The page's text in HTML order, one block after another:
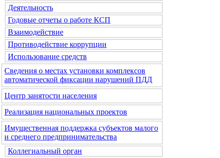
Деятельность
Годовые отчеты о работе КСП
Взаимодействие
Противодействие коррупции
Использование средств
Сведения о местах установки комплексов
автоматической фиксации нарушений ПДД
Центр занятости населения
Реализация национальных проектов
Имущественная поддержка субъектов малого
и среднего предпринимательства
Коллегиальный орган